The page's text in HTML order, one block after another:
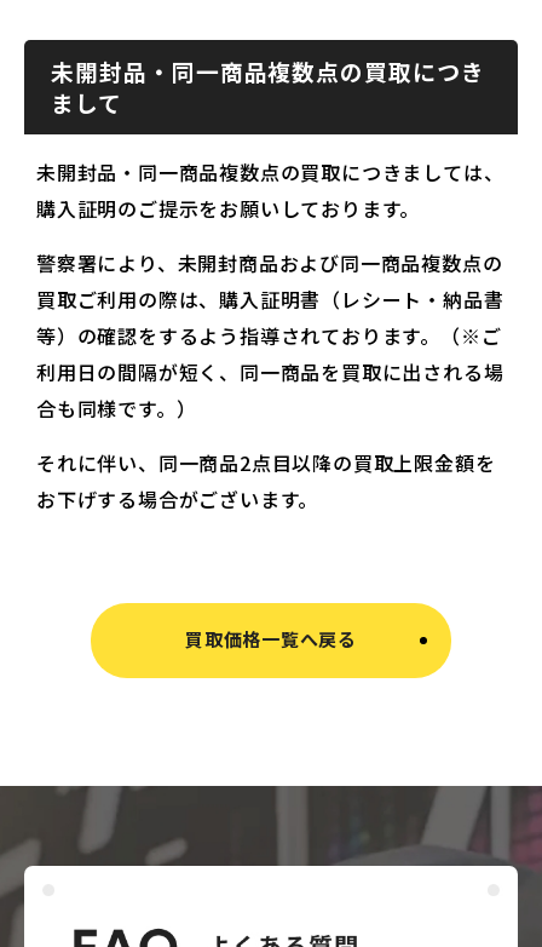
未開封品・同一商品複数点の買取につき
まして
未開封品・同一商品複数点の買取につきましては、
購入証明のご提示をお願いしております。
警察署により、未開封商品および同一商品複数点の
買取ご利用の際は、購入証明書（レシート・納品書
等）の確認をするよう指導されております。（※ご
利用日の間隔が短く、同一商品を買取に出される場
合も同様です。）
それに伴い、同一商品2点目以降の買取上限金額を
お下げする場合がございます。
買取価格一覧へ戻る